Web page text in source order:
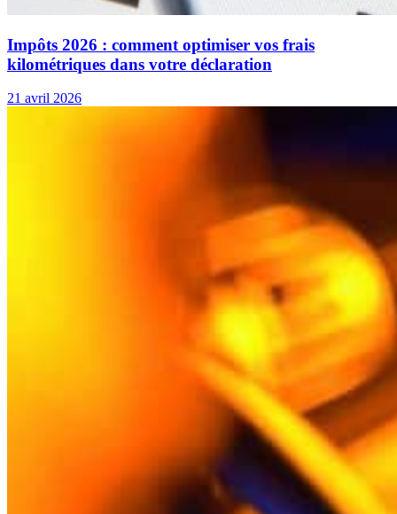
Impôts 2026 : comment optimiser vos frais
kilométriques dans votre déclaration
21 avril 2026